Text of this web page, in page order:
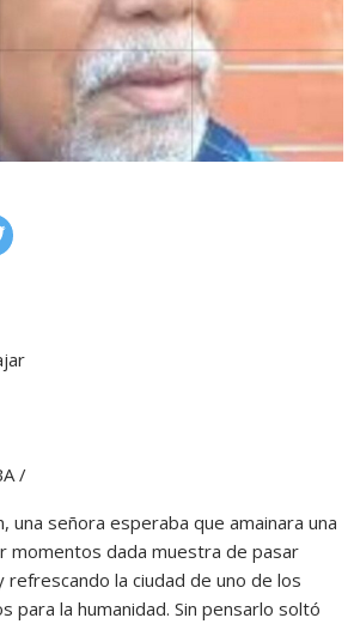
/
una señora esperaba que amainara una
momentos dada muestra de pasar
la ciudad de uno de los
para la humanidad. Sin pensarlo soltó